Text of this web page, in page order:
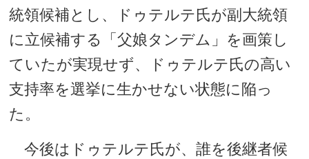
統領候補とし、ドゥテルテ氏が副大統領
に立候補する「父娘タンデム」を画策し
ていたが実現せず、ドゥテルテ氏の高い
支持率を選挙に生かせない状態に陥っ
た。
今後はドゥテルテ氏が、誰を後継者候